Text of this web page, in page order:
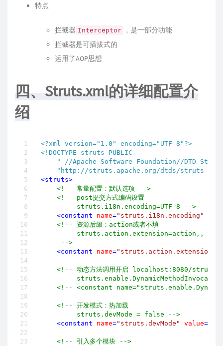
特点
拦截器 Interceptor
，是一部分功能
拦截器是可插拔式的
运用了AOP思想
四、Struts.xml的详细配置介
绍
<?xml version="1.0" encoding="UTF-8"?>
<!DOCTYPE struts PUBLIC
"-//Apache Software Foundation//DTD
"http://struts.apache.org/dtds/struts-
<struts>
<!-- 常量配置：默认选项 -->
<!-- post提交方式编码设置
         struts.i18n.encoding=UTF-8 -->
<constant name="struts.i18n.encoding"
<!-- 资源后缀：action或者不填
         struts.action.extension=action,,
     -->
<constant name="struts.action.extension"
<!-- 动态方法调用开启 localhost:8080/struts/
<!-- <constant
<!-- 开发模式：热加载
         struts.devMode = false -->
<constant name="struts.devMode" value=
<!-- 引入多个模块 -->